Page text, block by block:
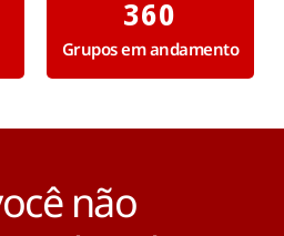
360
Grupos em andamento
não